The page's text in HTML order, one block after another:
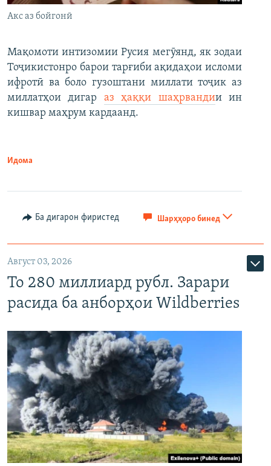
Акс аз бойгонӣ
Мақомоти интизомии Русия мегӯянд, як зодаи
Тоҷикистонро барои тарғиби ақидаҳои исломи
ифротӣ ва боло гузоштани миллати тоҷик аз
миллатҳои дигар аз ҳаққи шаҳрвандии ин
кишвар маҳрум кардаанд.
Идома
Ба дигарон фиристед Шарҳҳоро бинед
Август 03, 2026
То 280 миллиард рубл. Зарари
расида ба анборҳои Wildberries